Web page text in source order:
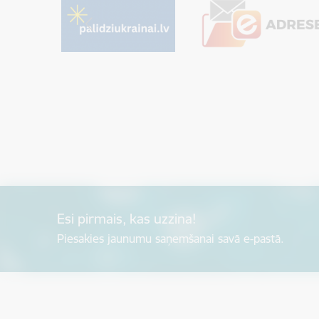
Esi pirmais, kas uzzina!
Piesakies jaunumu saņemšanai savā e-pastā.